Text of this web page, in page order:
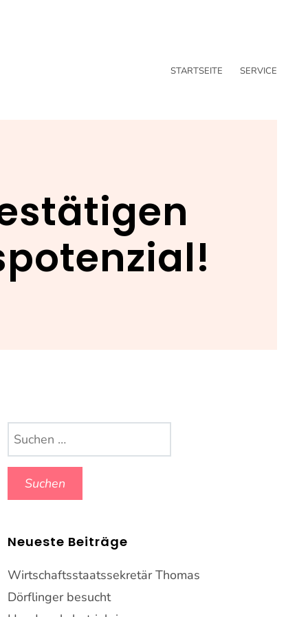
STARTSEITE SERVICE
Suchen
nach:
Neueste Beiträge
Wirtschaftsstaatssekretär Thomas
Dörflinger besucht